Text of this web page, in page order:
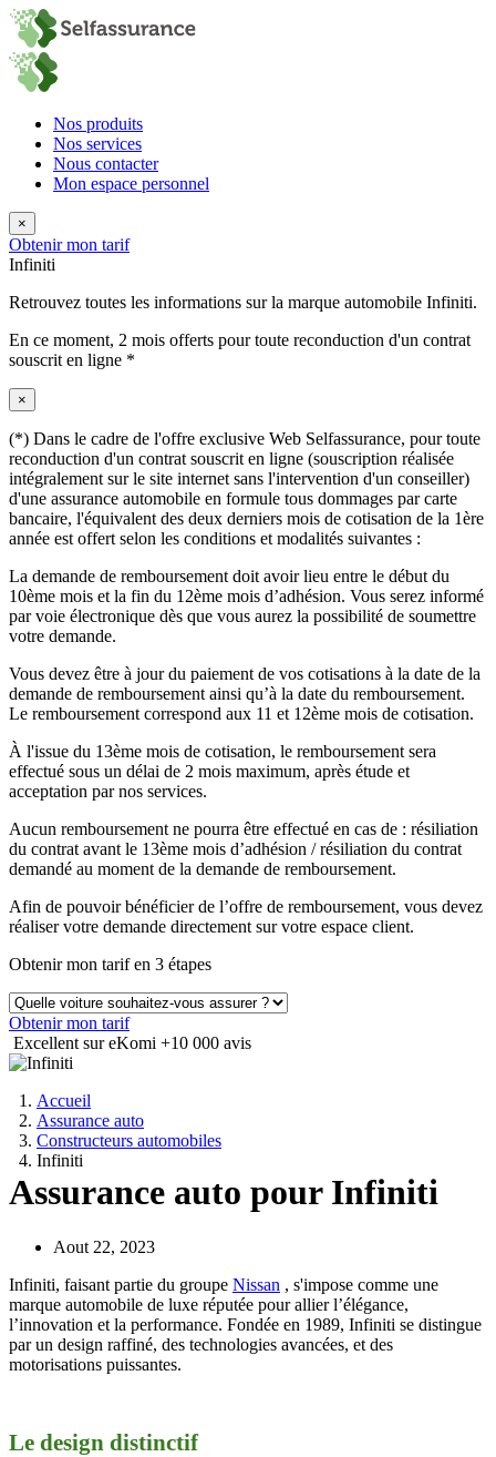
Nos produits
Nos services
Nous contacter
Mon espace personnel
×
Obtenir mon tarif
Infiniti
Retrouvez toutes les informations sur la marque automobile Infiniti.
En ce moment, 2 mois offerts pour toute reconduction d'un contrat
souscrit en ligne *
×
(*) Dans le cadre de l'offre exclusive Web Selfassurance, pour toute
reconduction d'un contrat souscrit en ligne (souscription réalisée
intégralement sur le site internet sans l'intervention d'un conseiller)
d'une assurance automobile en formule tous dommages par carte
bancaire, l'équivalent des deux derniers mois de cotisation de la 1ère
année est offert selon les conditions et modalités suivantes :
La demande de remboursement doit avoir lieu entre le début du
10ème mois et la fin du 12ème mois d’adhésion. Vous serez informé
par voie électronique dès que vous aurez la possibilité de soumettre
votre demande.
Vous devez être à jour du paiement de vos cotisations à la date de la
demande de remboursement ainsi qu’à la date du remboursement.
Le remboursement correspond aux 11 et 12ème mois de cotisation.
À l'issue du 13ème mois de cotisation, le remboursement sera
effectué sous un délai de 2 mois maximum, après étude et
acceptation par nos services.
Aucun remboursement ne pourra être effectué en cas de : résiliation
du contrat avant le 13ème mois d’adhésion / résiliation du contrat
demandé au moment de la demande de remboursement.
Afin de pouvoir bénéficier de l’offre de remboursement, vous devez
réaliser votre demande directement sur votre espace client.
Obtenir mon tarif en 3 étapes
Obtenir mon tarif
Excellent sur eKomi +10 000 avis
Accueil
Assurance auto
Constructeurs automobiles
Infiniti
Assurance auto pour Infiniti
Aout 22, 2023
Infiniti, faisant partie du groupe Nissan , s'impose comme une
marque automobile de luxe réputée pour allier l’élégance,
l’innovation et la performance. Fondée en 1989, Infiniti se distingue
par un design raffiné, des technologies avancées, et des
motorisations puissantes.
Le design distinctif